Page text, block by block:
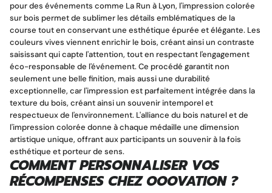
pour des événements comme La Run à Lyon, l'impression colorée
sur bois permet de sublimer les détails emblématiques de la
course tout en conservant une esthétique épurée et élégante. Les
couleurs vives viennent enrichir le bois, créant ainsi un contraste
saisissant qui capte l'attention, tout en respectant l'engagement
éco-responsable de l'événement. Ce procédé garantit non
seulement une belle finition, mais aussi une durabilité
exceptionnelle, car l'impression est parfaitement intégrée dans la
texture du bois, créant ainsi un souvenir intemporel et
respectueux de l'environnement. L'alliance du bois naturel et de
l'impression colorée donne à chaque médaille une dimension
artistique unique, offrant aux participants un souvenir à la fois
esthétique et porteur de sens.
COMMENT PERSONNALISER VOS
RÉCOMPENSES CHEZ OOOVATION ?